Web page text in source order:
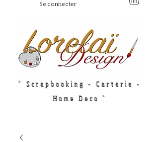
Se connecter
" Scrapbooking - Carterie -
Home Deco "